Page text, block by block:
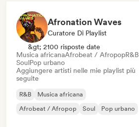
Afronation Waves
Curatore Di Playlist
&gt; 2100 risposte date
Musica africanaAfrobeat / AfropopR&B
SoulPop urbano
Aggiungere artisti nelle mie playlist più
seguite
R&B
Musica africana
Afrobeat / Afropop
Soul Pop urbano